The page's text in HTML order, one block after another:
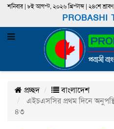
শনিবার | ৮ই আগস্ট, ২০২৬ খ্রিস্টাব্দ | ২৪শে
PROBASHI
প্রচ্ছদ
বাংলাদেশ
এইচএসসির প্রথম দিনে
৪৩